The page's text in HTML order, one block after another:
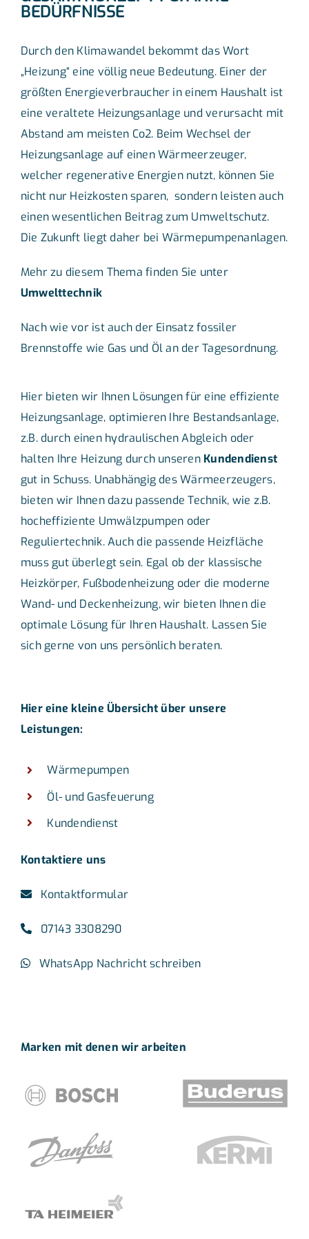
BEDÜRFNISSE
Durch den Klimawandel bekommt das Wort
„Heizung“ eine völlig neue Bedeutung. Einer der
größten Energieverbraucher in einem Haushalt ist
eine veraltete Heizungsanlage und verursacht mit
Abstand am meisten Co2. Beim Wechsel der
Heizungsanlage auf einen Wärmeerzeuger,
welcher regenerative Energien nutzt, können Sie
nicht nur Heizkosten sparen, sondern leisten auch
einen wesentlichen Beitrag zum Umweltschutz.
Die Zukunft liegt daher bei Wärmepumpenanlagen.
Mehr zu diesem Thema finden Sie unter
Umwelttechnik
Nach wie vor ist auch der Einsatz fossiler
Brennstoffe wie Gas und Öl an der Tagesordnung.
Hier bieten wir Ihnen Lösungen für eine effiziente
Heizungsanlage, optimieren Ihre Bestandsanlage,
z.B. durch einen hydraulischen Abgleich oder
halten Ihre Heizung durch unseren Kundendienst
gut in Schuss. Unabhängig des Wärmeerzeugers,
bieten wir Ihnen dazu passende Technik, wie z.B.
hocheffiziente Umwälzpumpen oder
Reguliertechnik. Auch die passende Heizfläche
muss gut überlegt sein. Egal ob der klassische
Heizkörper, Fußbodenheizung oder die moderne
Wand- und Deckenheizung, wir bieten Ihnen die
optimale Lösung für Ihren Haushalt. Lassen Sie
sich gerne von uns persönlich beraten.
Hier eine kleine Übersicht über unsere
Leistungen:
Wärmepumpen
Öl- und Gasfeuerung
Kundendienst
Kontaktiere uns
Kontaktformular
07143 3308290
WhatsApp Nachricht schreiben
Marken mit denen wir arbeiten